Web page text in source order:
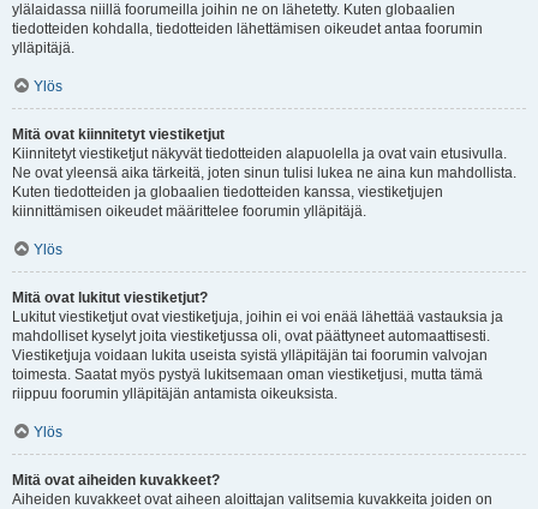
ylälaidassa niillä foorumeilla joihin ne on lähetetty. Kuten globaalien
tiedotteiden kohdalla, tiedotteiden lähettämisen oikeudet antaa foorumin
ylläpitäjä.
Ylös
Mitä ovat kiinnitetyt viestiketjut
Kiinnitetyt viestiketjut näkyvät tiedotteiden alapuolella ja ovat vain etusivulla.
Ne ovat yleensä aika tärkeitä, joten sinun tulisi lukea ne aina kun mahdollista.
Kuten tiedotteiden ja globaalien tiedotteiden kanssa, viestiketjujen
kiinnittämisen oikeudet määrittelee foorumin ylläpitäjä.
Ylös
Mitä ovat lukitut viestiketjut?
Lukitut viestiketjut ovat viestiketjuja, joihin ei voi enää lähettää vastauksia ja
mahdolliset kyselyt joita viestiketjussa oli, ovat päättyneet automaattisesti.
Viestiketjuja voidaan lukita useista syistä ylläpitäjän tai foorumin valvojan
toimesta. Saatat myös pystyä lukitsemaan oman viestiketjusi, mutta tämä
riippuu foorumin ylläpitäjän antamista oikeuksista.
Ylös
Mitä ovat aiheiden kuvakkeet?
Aiheiden kuvakkeet ovat aiheen aloittajan valitsemia kuvakkeita joiden on